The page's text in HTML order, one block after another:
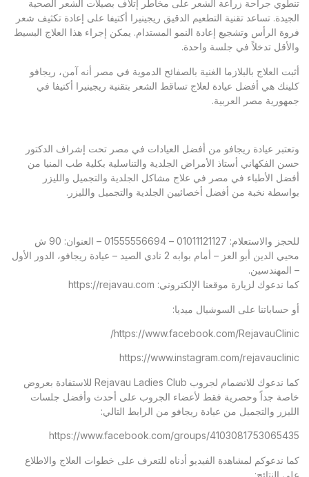
تنطوي جراحة زراعة الشعر على مخاطر إتلاف بصيلات الشعر الصحية
الجيدة. تساعد تقنية التطعيم الدقيق ريجينيرا أكتيفا على إعادة تكثيف شعر
فروة الرأس وتشجيع إعادة النمو المستدام. يمكن إجراء هذا العلاج البسيط
والأقل تدخلاً في جلسة واحدة.
أثبت العلاج بالبلازما الغنية بالصفائح الدموية في مصر أنه آمن، ريجافو
كلينك هي أفضل عيادة لعلاج تساقط الشعر بتقنية ريجينيرا أكتيفا في
جمهورية مصر العربية.
وتعتبر عيادة ريجافو من أفضل العيادات في مصر تحت إشراف الدكتور
حسن الفكهاني أستاذ الأمراض الجلدية والتناسلية بكلية طب المنيا من
أفضل الأطباء في مصر في علاج مشاكل الجلدية والتجميل والليزر
بواسطة نخبة من أفضل أخصائيين الجلدية والتجميل والليزر.
للحجز والاستعلام: 01011121127 – 01555556694 – العنوان: 90 ش
محيي الدين أبو العز – أمام بوابه 2 نادي الصيد – عيادة ريجافو، الدور الأول
– المهندسين.
كما ندعوك لزيارة موقعنا الإلكتروني: https://rejavau.com
أو حساباتنا على السوشيال ميديا:
https://www.facebook.com/RejavauClinic/
https://www.instagram.com/rejavauclinic
كما ندعوك للانضمام لجروب Rejavau Ladies Club للاستفادة بعروض
خاصة جداً وحصرية فقط لأعضاء الجروب على أحدث وأفضل جلسات
الليزر والتجميل من عيادة ريجافو من الرابط التالي:
https://www.facebook.com/groups/4103081753065435
كما ندعوكم لمشاهدة الفيديو أدناه للتعرف على خطوات العلاج والاطلاع
على النتائج: